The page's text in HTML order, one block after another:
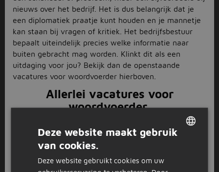
nieuws over het bedrijf. Het is dus belangrijk dat je
een diplomatiek praatje kunt houden en je mannetje
kan staan bij vragen of kritiek. Het bedrijfsbestuur
bepaalt uiteindelijk precies welke informatie naar
buiten gebracht mag worden. Klinkt dit als een
uitdaging voor jou? Bekijk dan de openstaande
vacatures voor woordvoerder hierboven.
Allerlei vacatures voor
woordvoerder
Met een opleiding in communicatie of journalistiek op
hbo-niveau kun je aan de slag als woordvoerder. Elke
vacature voor woordvoerder heeft natuurlijk andere
vereisten, dus neem jouw favoriete vacatures stuk
Deze website maakt gebruik
van cookies.
Deze website gebruikt cookies om uw